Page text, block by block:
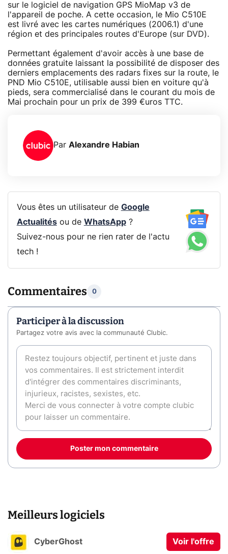
sur le logiciel de navigation GPS MioMap v3 de
l'appareil de poche. A cette occasion, le Mio C510E
est livré avec les cartes numériques (2006.1) d'une
région et des principales routes d'Europe (sur DVD).
Permettant également d'avoir accès à une base de
données gratuite laissant la possibilité de disposer des
derniers emplacements des radars fixes sur la route, le
PND Mio C510E, utilisable aussi bien en voiture qu'à
pieds, sera commercialisé dans le courant du mois de
Mai prochain pour un prix de 399 €uros TTC.
Par Alexandre Habian
Vous êtes un utilisateur de Google
Actualitésou de WhatsApp?
Suivez-nous pour ne rien rater de l'actu
tech !
Commentaires 0
Participer à la discussion
Partagez votre avis avec la communauté Clubic.
Poster mon commentaire
Meilleurs logiciels
CyberGhost Voir l'offre